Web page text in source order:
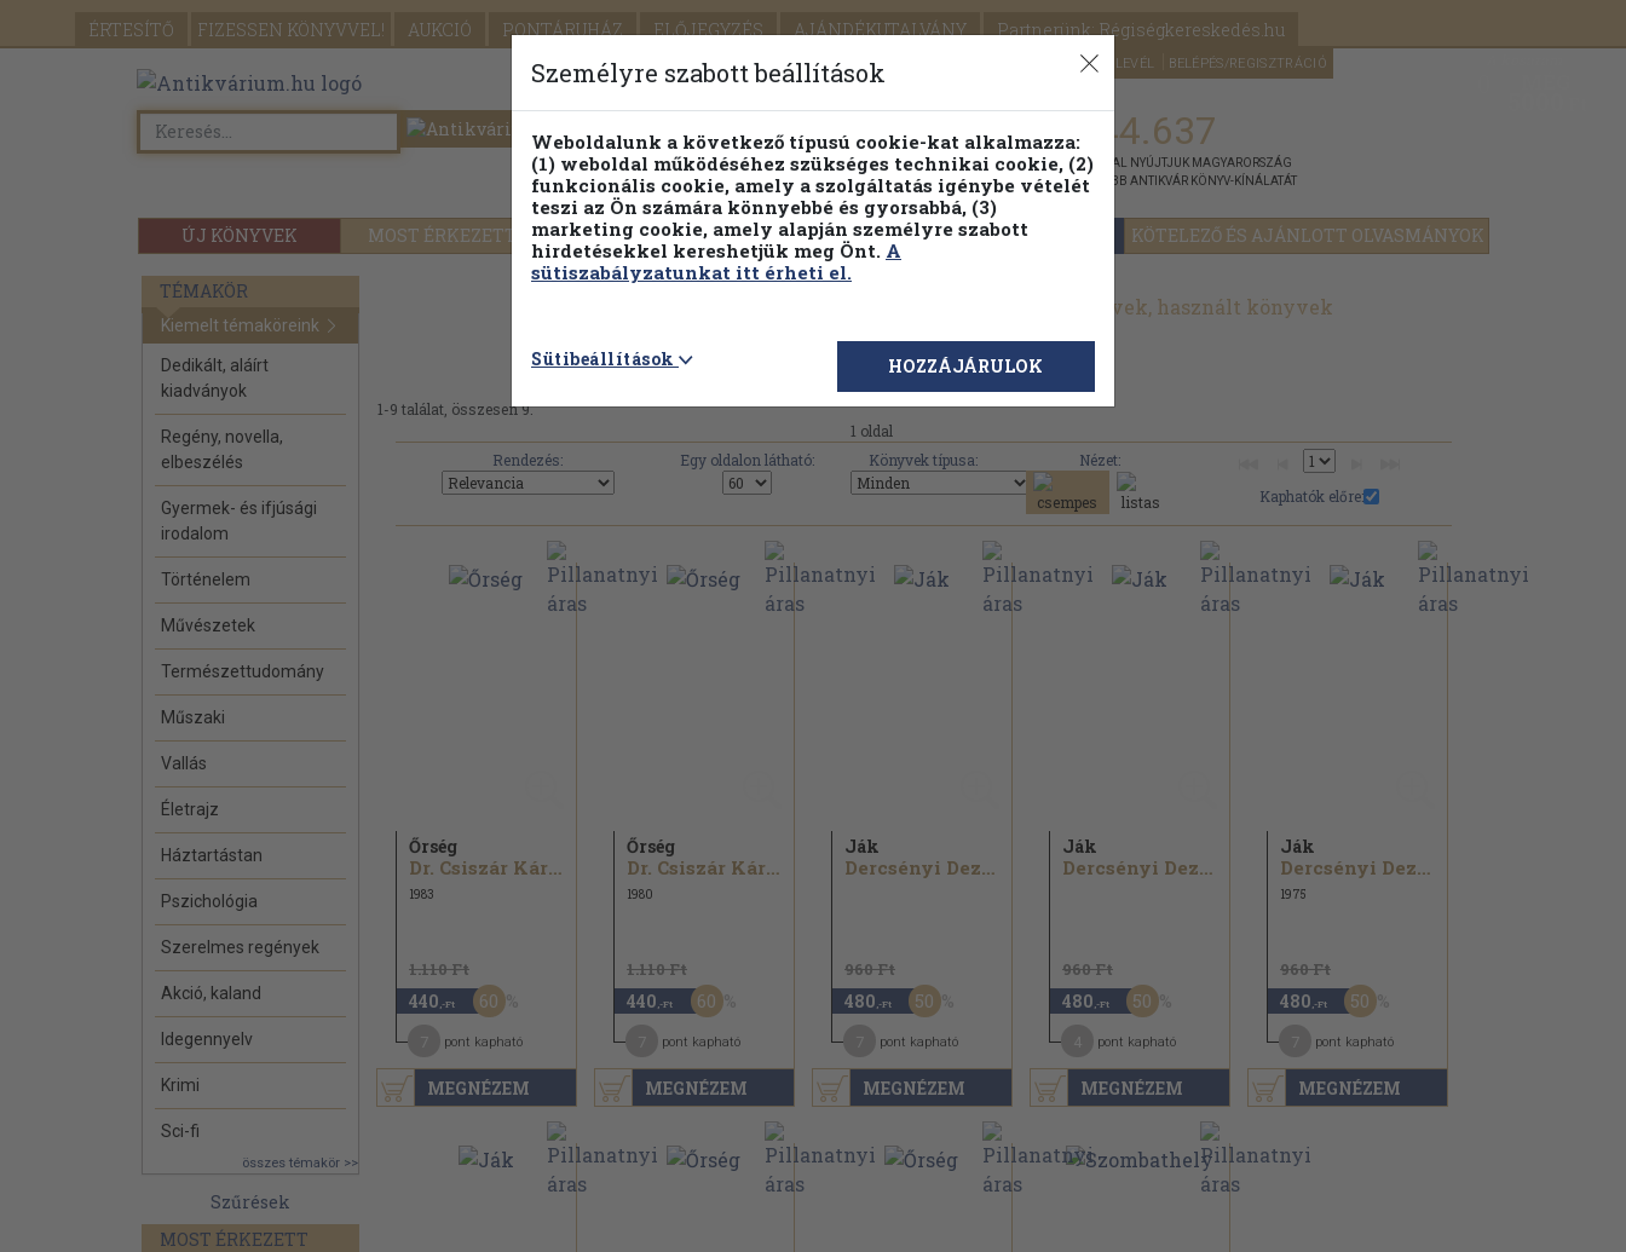
ÉRTESÍTŐ FIZESSEN KÖNYVVEL! AUKCIÓ PONTÁRUHÁZ ELŐJEGYZÉS AJÁNDÉKUTALVÁNY Partnerünk: Régiségkereskedés.hu
SEGÍTSÉG HÍRLEVÉL BELÉPÉS/REGISZTRÁCIÓ
ÚJ KÖNYVEK MOST ÉRKEZETT PILLANATNYI ÁRAINK FENNTARTHATÓ OLVASMÁNYOK KÖTELEZŐ ÉS AJÁNLOTT OLVASMÁNYOK
Részletes kereső Témaköri fa 1.144.637
KIADVÁNNYAL NYÚJTJUK MAGYARORSZÁG
LEGNAGYOBB ANTIKVÁR KÖNYV-KÍNÁLATÁT
TÉMAKÖR
Kiemelt témaköreink
Dedikált, aláírt
kiadványok
Regény, novella,
elbeszélés
Gyermek- és ifjúsági
irodalom
Történelem
Művészetek
Természettudomány
Műszaki
Vallás
Életrajz
Háztartástan
Pszichológia
Szerelmes regények
Akció, kaland
Idegennyelv
Krimi
Sci-fi
összes témakör >>
Szűrések
MOST ÉRKEZETT
Vas Megye Tanácsának Idegenforgalmi Hivatala művei, könyvek, használt könyvek
1-9 találat, összesen 9.
1 oldal
Rendezés:
Egy oldalon látható: Könyvek típusa:
Nézet:
Kaphatók előre:
MEGNÉZEM
Őrség
Dr. Csiszár Károly
1983
1.110 Ft
440 ,-Ft 60
pont kapható
MEGNÉZEM
Őrség
Dr. Csiszár Károly
1980
1.110 Ft
440 ,-Ft 60
pont kapható
MEGNÉZEM
Ják
Dercsényi Dezső
960 Ft
480 ,-Ft 50
pont kapható
MEGNÉZEM
Ják
Dercsényi Dezső
960 Ft
480 ,-Ft 50
pont kapható
MEGNÉZEM
Ják
Dercsényi Dezső
1975
960 Ft
480 ,-Ft 50
pont kapható
Személyre szabott beállítások
Weboldalunk a következő típusú cookie-kat alkalmazza:
(1) weboldal működéséhez szükséges technikai cookie, (2)
funkcionális cookie, amely a szolgáltatás igénybe vételét
teszi az Ön számára könnyebbé és gyorsabbá, (3)
marketing cookie, amely alapján személyre szabott
hirdetésekkel kereshetjük meg Önt. A
sütiszabályzatunkat itt érheti el.
Sütibeállítások HOZZÁJÁRULOK